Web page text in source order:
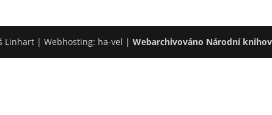
Linhart | Webhosting: ha-vel |Webarchivováno Národní